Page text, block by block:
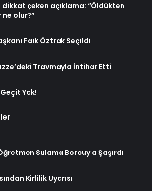
dikkat çeken açıklama: “Öldükten
olur?”
Faik Öztrak Seçildi
Travmayla İntihar Etti
Yok!
Sulama Borcuyla Şaşırdı
Kirlilik Uyarısı